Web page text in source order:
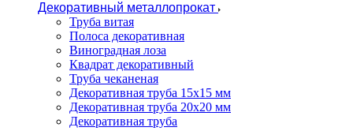
Декоративный металлопрокат
Труба витая
Полоса декоративная
Виноградная лоза
Квадрат декоративный
Труба чеканеная
Декоративная труба 15х15 мм
Декоративная труба 20х20 мм
Декоративная труба